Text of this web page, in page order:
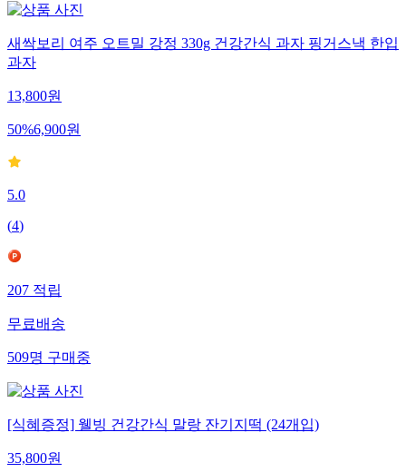
새싹보리 여주 오트밀 강정 330g 건강간식 과자 핑거스낵 한입
과자
13,800원
50%6,900원
5.0
(4)
207 적립
무료배송
509명 구매중
[식혜증정] 웰빙 건강간식 말랑 잔기지떡 (24개입)
35,800원